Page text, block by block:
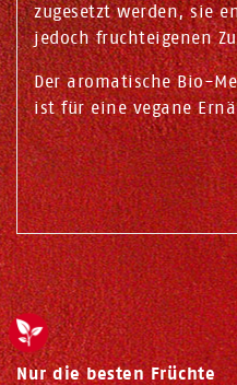
zugesetzt werden, sie
jedoch fruchteigenen
Der aromatische Bio-
ist für eine vegane
Nur die besten Früchte